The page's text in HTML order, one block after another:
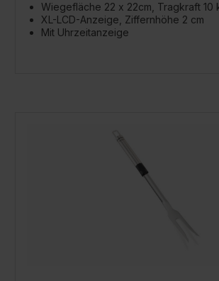
Wiegefläche 22 x 22cm, Tragkraft 10
XL-LCD-Anzeige, Ziffernhöhe 2 cm
Mit Uhrzeitanzeige